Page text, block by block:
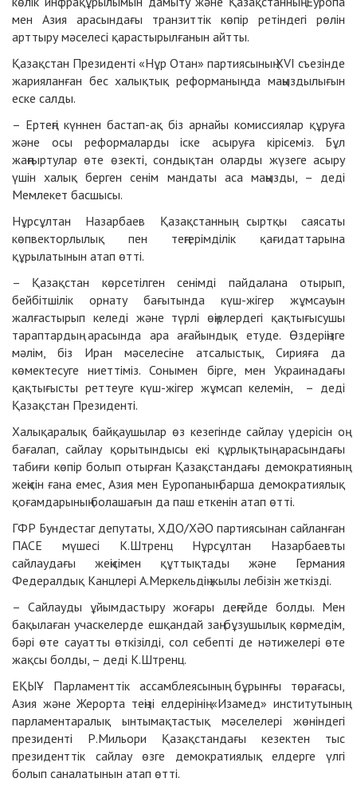
мен Азия арасындағы транзиттік көпір ретіндегі рөлін
арттыру мәселесі қарастырылғанын айтты.
Қазақстан Президенті «Нұр Отан» партиясының XVI съезінде
жарияланған бес халықтық реформаның да маңыздылығын
еске салды.
– Ертеңгі күннен бастап-ақ біз арнайы комиссиялар құруға
және осы реформаларды іске асыруға кірісеміз. Бұл
жаңғыртулар өте өзекті, сондықтан оларды жүзеге асыру
үшін халық берген сенім мандаты аса маңызды, – деді
Мемлекет басшысы.
Нұрсұлтан Назарбаев Қазақстанның сыртқы саясаты
көпвекторлылық пен теңгерімділік қағидаттарына
құрылатынын атап өтті.
– Қазақстан көрсетілген сенімді пайдалана отырып,
бейбітшілік орнату бағытында күш-жігер жұмсауын
жалғастырып келеді және түрлі өңірлердегі қақтығысушы
тараптардың арасында ара ағайындық етуде. Өздеріңізге
мәлім, біз Иран мәселесіне атсалыстық, Сирияға да
көмектесуге ниеттіміз. Сонымен бірге, мен Украинадағы
қақтығысты реттеуге күш-жігер жұмсап келемін, – деді
Қазақстан Президенті.
Халықаралық байқаушылар өз кезегінде сайлау үдерісін оң
бағалап, сайлау қорытындысы екі құрлықтың арасындағы
табиғи көпір болып отырған Қазақстандағы демократияның
жеңісін ғана емес, Азия мен Еуропаның барша демократиялық
қоғамдарының болашағын да паш еткенін атап өтті.
ГФР Бундестаг депутаты, ХДО/ХӘО партиясынан сайланған
ПАСЕ мүшесі К.Штренц Нұрсұлтан Назарбаевты
сайлаудағы жеңісімен құттықтады және Германия
Федералдық Канцлері А.Меркельдің жылы лебізін жеткізді.
– Сайлауды ұйымдастыру жоғары деңгейде болды. Мен
бақылаған учаскелерде ешқандай заң бұзушылық көрмедім,
бәрі өте сауатты өткізілді, сол себепті де нәтижелері өте
жақсы болды, – деді К.Штренц.
ЕҚЫҰ Парламенттік ассамблеясының бұрынғы төрағасы,
Азия және Жерорта теңізі елдерінің «Изамед» институтының
парламентаралық ынтымақтастық мәселелері жөніндегі
президенті Р.Мильори Қазақстандағы кезектен тыс
президенттік сайлау өзге демократиялық елдерге үлгі
болып саналатынын атап өтті.